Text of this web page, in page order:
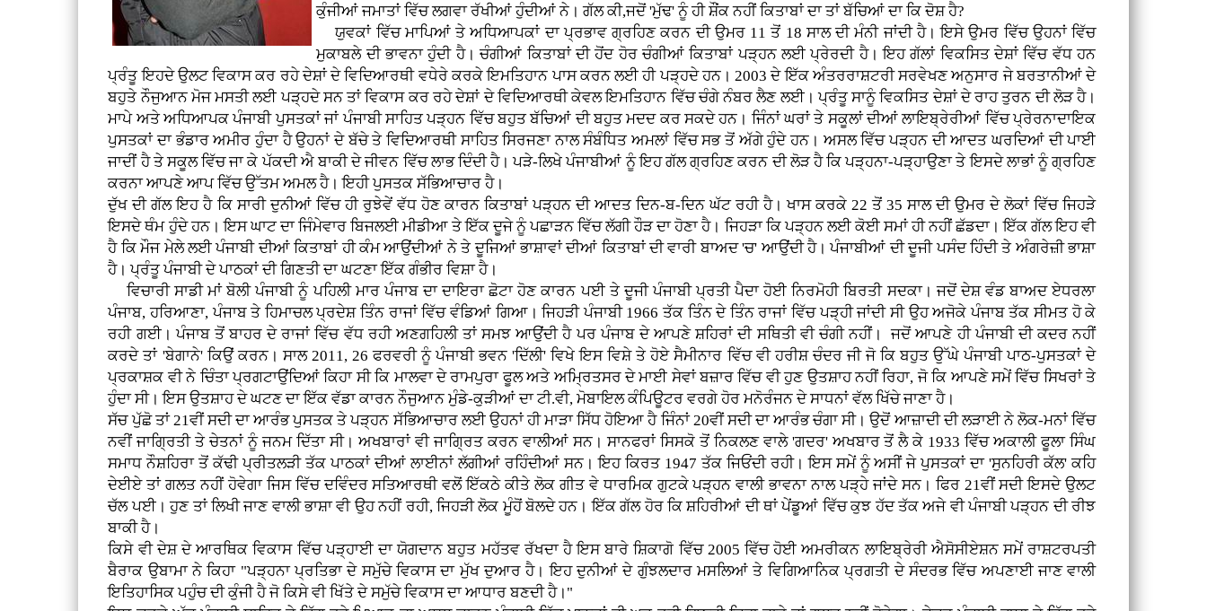
ਕੁੰਜੀਆਂ ਜਮਾਤਾਂ ਵਿੱਚ ਲਗਵਾ ਰੱਖੀਆਂ ਹੁੰਦੀਆਂ ਨੇ। ਗੱਲ ਕੀ,ਜਦੋਂ 'ਮੁੱਢ' ਨੂੰ ਹੀ ਸ਼ੌਂਕ ਨਹੀਂ ਕਿਤਾਬਾਂ ਦਾ ਤਾਂ ਬੱਚਿਆਂ ਦਾ ਕਿ ਦੋਸ਼ ਹੈ?
ਯੁਵਕਾਂ ਵਿੱਚ ਮਾਪਿਆਂ ਤੇ ਅਧਿਆਪਕਾਂ ਦਾ ਪ੍ਰਭਾਵ ਗ੍ਰਹਿਣ ਕਰਨ ਦੀ ਉਮਰ 11 ਤੋਂ 18 ਸਾਲ ਦੀ ਮੰਨੀ ਜਾਂਦੀ ਹੈ। ਇਸੇ ਉਮਰ ਵਿੱਚ ਉਹਨਾਂ ਵਿੱਚ
ਮੁਕਾਬਲੇ ਦੀ ਭਾਵਨਾ ਹੁੰਦੀ ਹੈ। ਚੰਗੀਆਂ ਕਿਤਾਬਾਂ ਦੀ ਹੋਂਦ ਹੋਰ ਚੰਗੀਆਂ ਕਿਤਾਬਾਂ ਪੜ੍ਹਨ ਲਈ ਪ੍ਰੇਰਦੀ ਹੈ। ਇਹ ਗੱਲਾਂ ਵਿਕਸਿਤ ਦੇਸ਼ਾਂ ਵਿੱਚ ਵੱਧ ਹਨ
ਪ੍ਰੰਤੂ ਇਹਦੇ ਉਲਟ ਵਿਕਾਸ ਕਰ ਰਹੇ ਦੇਸ਼ਾਂ ਦੇ ਵਿਦਿਆਰਥੀ ਵਧੇਰੇ ਕਰਕੇ ਇਮਤਿਹਾਨ ਪਾਸ ਕਰਨ ਲਈ ਹੀ ਪੜ੍ਹਦੇ ਹਨ। 2003 ਦੇ ਇੱਕ ਅੰਤਰਰਾਸ਼ਟਰੀ ਸਰਵੇਖਣ ਅਨੁਸਾਰ ਜੇ ਬਰਤਾਨੀਆਂ ਦੇ
ਬਹੁਤੇ ਨੌਜੁਆਨ ਮੋਜ ਮਸਤੀ ਲਈ ਪੜ੍ਹਦੇ ਸਨ ਤਾਂ ਵਿਕਾਸ ਕਰ ਰਹੇ ਦੇਸ਼ਾਂ ਦੇ ਵਿਦਿਆਰਥੀ ਕੇਵਲ ਇਮਤਿਹਾਨ ਵਿੱਚ ਚੰਗੇ ਨੰਬਰ ਲੈਣ ਲਈ। ਪ੍ਰੰਤੂ ਸਾਨੂੰ ਵਿਕਸਿਤ ਦੇਸ਼ਾਂ ਦੇ ਰਾਹ ਤੁਰਨ ਦੀ ਲੋੜ ਹੈ।
ਮਾਪੇ ਅਤੇ ਅਧਿਆਪਕ ਪੰਜਾਬੀ ਪੁਸਤਕਾਂ ਜਾਂ ਪੰਜਾਬੀ ਸਾਹਿਤ ਪੜ੍ਹਨ ਵਿੱਚ ਬਹੁਤ ਬੱਚਿਆਂ ਦੀ ਬਹੁਤ ਮਦਦ ਕਰ ਸਕਦੇ ਹਨ। ਜਿੰਨਾਂ ਘਰਾਂ ਤੇ ਸਕੂਲਾਂ ਦੀਆਂ ਲਾਇਬ੍ਰੇਰੀਆਂ ਵਿੱਚ ਪ੍ਰੇਰਨਾਦਾਇਕ
ਪੁਸਤਕਾਂ ਦਾ ਭੰਡਾਰ ਅਮੀਰ ਹੁੰਦਾ ਹੈ ਉਹਨਾਂ ਦੇ ਬੱਚੇ ਤੇ ਵਿਦਿਆਰਥੀ ਸਾਹਿਤ ਸਿਰਜਣਾ ਨਾਲ ਸੰਬੰਧਿਤ ਅਮਲਾਂ ਵਿੱਚ ਸਭ ਤੋਂ ਅੱਗੇ ਹੁੰਦੇ ਹਨ। ਅਸਲ ਵਿੱਚ ਪੜ੍ਹਨ ਦੀ ਆਦਤ ਘਰਦਿਆਂ ਦੀ ਪਾਈ
ਜਾਦੀਂ ਹੈ ਤੇ ਸਕੂਲ ਵਿੱਚ ਜਾ ਕੇ ਪੱਕਦੀ ਐ ਬਾਕੀ ਦੇ ਜੀਵਨ ਵਿੱਚ ਲਾਭ ਦਿੰਦੀ ਹੈ। ਪੜੇ-ਲਿਖੇ ਪੰਜਾਬੀਆਂ ਨੂੰ ਇਹ ਗੱਲ ਗ੍ਰਹਿਣ ਕਰਨ ਦੀ ਲੋੜ ਹੈ ਕਿ ਪੜ੍ਹਨਾ-ਪੜ੍ਹਾਉਣਾ ਤੇ ਇਸਦੇ ਲਾਭਾਂ ਨੂੰ ਗ੍ਰਹਿਣ
ਕਰਨਾ ਆਪਣੇ ਆਪ ਵਿੱਚ ਉੱਤਮ ਅਮਲ ਹੈ। ਇਹੀ ਪੁਸਤਕ ਸੱਭਿਆਚਾਰ ਹੈ।
ਦੁੱਖ ਦੀ ਗੱਲ ਇਹ ਹੈ ਕਿ ਸਾਰੀ ਦੁਨੀਆਂ ਵਿੱਚ ਹੀ ਰੁਝੇਵੇਂ ਵੱਧ ਹੋਣ ਕਾਰਨ ਕਿਤਾਬਾਂ ਪੜ੍ਹਨ ਦੀ ਆਦਤ ਦਿਨ-ਬ-ਦਿਨ ਘੱਟ ਰਹੀ ਹੈ। ਖਾਸ ਕਰਕੇ 22 ਤੋਂ 35 ਸਾਲ ਦੀ ਉਮਰ ਦੇ ਲੋਕਾਂ ਵਿੱਚ ਜਿਹੜੇ
ਇਸਦੇ ਥੰਮ ਹੁੰਦੇ ਹਨ। ਇਸ ਘਾਟ ਦਾ ਜਿੰਮੇਵਾਰ ਬਿਜਲਈ ਮੀਡੀਆ ਤੇ ਇੱਕ ਦੂਜੇ ਨੂੰ ਪਛਾੜਨ ਵਿੱਚ ਲੱਗੀ ਹੌੜ ਦਾ ਹੋਣਾ ਹੈ। ਜਿਹੜਾ ਕਿ ਪੜ੍ਹਨ ਲਈ ਕੋਈ ਸਮਾਂ ਹੀ ਨਹੀਂ ਛੱਡਦਾ। ਇੱਕ ਗੱਲ ਇਹ ਵੀ
ਹੈ ਕਿ ਮੌਜ ਮੇਲੇ ਲਈ ਪੰਜਾਬੀ ਦੀਆਂ ਕਿਤਾਬਾਂ ਹੀ ਕੰਮ ਆਉਂਦੀਆਂ ਨੇ ਤੇ ਦੂਜਿਆਂ ਭਾਸ਼ਾਵਾਂ ਦੀਆਂ ਕਿਤਾਬਾਂ ਦੀ ਵਾਰੀ ਬਾਅਦ 'ਚ' ਆਉਂਦੀ ਹੈ। ਪੰਜਾਬੀਆਂ ਦੀ ਦੂਜੀ ਪਸੰਦ ਹਿੰਦੀ ਤੇ ਅੰਗਰੇਜ਼ੀ ਭਾਸ਼ਾ
ਹੈ। ਪ੍ਰੰਤੂ ਪੰਜਾਬੀ ਦੇ ਪਾਠਕਾਂ ਦੀ ਗਿਣਤੀ ਦਾ ਘਟਣਾ ਇੱਕ ਗੰਭੀਰ ਵਿਸ਼ਾ ਹੈ।
ਵਿਚਾਰੀ ਸਾਡੀ ਮਾਂ ਬੋਲੀ ਪੰਜਾਬੀ ਨੂੰ ਪਹਿਲੀ ਮਾਰ ਪੰਜਾਬ ਦਾ ਦਾਇਰਾ ਛੋਟਾ ਹੋਣ ਕਾਰਨ ਪਈ ਤੇ ਦੂਜੀ ਪੰਜਾਬੀ ਪ੍ਰਤੀ ਪੈਦਾ ਹੋਈ ਨਿਰਮੋਹੀ ਬਿਰਤੀ ਸਦਕਾ। ਜਦੋਂ ਦੇਸ਼ ਵੰਡ ਬਾਅਦ ਏਧਰਲਾ
ਪੰਜਾਬ, ਹਰਿਆਣਾ, ਪੰਜਾਬ ਤੇ ਹਿਮਾਚਲ ਪ੍ਰਦੇਸ਼ ਤਿੰਨ ਰਾਜਾਂ ਵਿੱਚ ਵੰਡਿਆਂ ਗਿਆ। ਜਿਹੜੀ ਪੰਜਾਬੀ 1966 ਤੱਕ ਤਿੰਨ ਦੇ ਤਿੰਨ ਰਾਜਾਂ ਵਿੱਚ ਪੜ੍ਹੀ ਜਾਂਦੀ ਸੀ ਉਹ ਅਜੋਕੇ ਪੰਜਾਬ ਤੱਕ ਸੀਮਤ ਹੋ ਕੇ
ਰਹੀ ਗਈ। ਪੰਜਾਬ ਤੋਂ ਬਾਹਰ ਦੇ ਰਾਜਾਂ ਵਿੱਚ ਵੱਧ ਰਹੀ ਅਣਗਹਿਲੀ ਤਾਂ ਸਮਝ ਆਉਂਦੀ ਹੈ ਪਰ ਪੰਜਾਬ ਦੇ ਆਪਣੇ ਸ਼ਹਿਰਾਂ ਦੀ ਸਥਿਤੀ ਵੀ ਚੰਗੀ ਨਹੀਂ। ਜਦੋਂ ਆਪਣੇ ਹੀ ਪੰਜਾਬੀ ਦੀ ਕਦਰ ਨਹੀਂ
ਕਰਦੇ ਤਾਂ 'ਬੇਗਾਨੇ' ਕਿਉਂ ਕਰਨ। ਸਾਲ 2011, 26 ਫਰਵਰੀ ਨੂੰ ਪੰਜਾਬੀ ਭਵਨ 'ਦਿੱਲੀ' ਵਿਖੇ ਇਸ ਵਿਸ਼ੇ ਤੇ ਹੋਏ ਸੈਮੀਨਾਰ ਵਿੱਚ ਵੀ ਹਰੀਸ਼ ਚੰਦਰ ਜੀ ਜੋ ਕਿ ਬਹੁਤ ਉੱਘੇ ਪੰਜਾਬੀ ਪਾਠ-ਪੁਸਤਕਾਂ ਦੇ
ਪ੍ਰਕਾਸ਼ਕ ਵੀ ਨੇ ਚਿੰਤਾ ਪ੍ਰਗਟਾਉਂਦਿਆਂ ਕਿਹਾ ਸੀ ਕਿ ਮਾਲਵਾ ਦੇ ਰਾਮਪੁਰਾ ਫੂਲ ਅਤੇ ਅਮ੍ਰਿਤਸਰ ਦੇ ਮਾਈ ਸੇਵਾਂ ਬਜ਼ਾਰ ਵਿੱਚ ਵੀ ਹੁਣ ਉਤਸ਼ਾਹ ਨਹੀਂ ਰਿਹਾ, ਜੋ ਕਿ ਆਪਣੇ ਸਮੇਂ ਵਿੱਚ ਸਿਖਰਾਂ ਤੇ
ਹੁੰਦਾ ਸੀ। ਇਸ ਉਤਸ਼ਾਹ ਦੇ ਘਟਣ ਦਾ ਇੱਕ ਵੱਡਾ ਕਾਰਨ ਨੌਜੁਆਨ ਮੁੰਡੇ-ਕੁੜੀਆਂ ਦਾ ਟੀ.ਵੀ, ਮੋਬਾਇਲ ਕੰਪਿਊਟਰ ਵਰਗੇ ਹੋਰ ਮਨੋਰੰਜਨ ਦੇ ਸਾਧਨਾਂ ਵੱਲ ਖਿੱਚੇ ਜਾਣਾ ਹੈ।
ਸੱਚ ਪੁੱਛੋ ਤਾਂ 21ਵੀਂ ਸਦੀ ਦਾ ਆਰੰਭ ਪੁਸਤਕ ਤੇ ਪੜ੍ਹਨ ਸੱਭਿਆਚਾਰ ਲਈ ਉਹਨਾਂ ਹੀ ਮਾੜਾ ਸਿੱਧ ਹੋਇਆ ਹੈ ਜਿੰਨਾਂ 20ਵੀਂ ਸਦੀ ਦਾ ਆਰੰਭ ਚੰਗਾ ਸੀ। ਉਦੋਂ ਆਜ਼ਾਦੀ ਦੀ ਲੜਾਈ ਨੇ ਲੋਕ-ਮਨਾਂ ਵਿੱਚ
ਨਵੀਂ ਜਾਗ੍ਰਿਤੀ ਤੇ ਚੇਤਨਾਂ ਨੂੰ ਜਨਮ ਦਿੱਤਾ ਸੀ। ਅਖਬਾਰਾਂ ਵੀ ਜਾਗ੍ਰਿਤ ਕਰਨ ਵਾਲੀਆਂ ਸਨ। ਸਾਨਫਰਾਂ ਸਿਸਕੋ ਤੋਂ ਨਿਕਲਣ ਵਾਲੇ 'ਗਦਰ' ਅਖਬਾਰ ਤੋਂ ਲੈ ਕੇ 1933 ਵਿੱਚ ਅਕਾਲੀ ਫੂਲਾ ਸਿੰਘ
ਸਮਾਧ ਨੌਸ਼ਹਿਰਾ ਤੋਂ ਕੱਢੀ ਪ੍ਰੀਤਲੜੀ ਤੱਕ ਪਾਠਕਾਂ ਦੀਆਂ ਲਾਈਨਾਂ ਲੱਗੀਆਂ ਰਹਿੰਦੀਆਂ ਸਨ। ਇਹ ਕਿਰਤ 1947 ਤੱਕ ਜਿਓਂਦੀ ਰਹੀ। ਇਸ ਸਮੇਂ ਨੂੰ ਅਸੀਂ ਜੇ ਪੁਸਤਕਾਂ ਦਾ 'ਸੁਨਹਿਰੀ ਕੱਲ' ਕਹਿ
ਦੇਈਏ ਤਾਂ ਗਲਤ ਨਹੀਂ ਹੋਵੇਗਾ ਜਿਸ ਵਿੱਚ ਦਵਿੰਦਰ ਸਤਿਆਰਥੀ ਵਲੋਂ ਇੱਕਠੇ ਕੀਤੇ ਲੋਕ ਗੀਤ ਵੇ ਧਾਰਮਿਕ ਗੁਟਕੇ ਪੜ੍ਹਨ ਵਾਲੀ ਭਾਵਨਾ ਨਾਲ ਪੜ੍ਹੇ ਜਾਂਦੇ ਸਨ। ਫਿਰ 21ਵੀਂ ਸਦੀ ਇਸਦੇ ਉਲਟ
ਚੱਲ ਪਈ। ਹੁਣ ਤਾਂ ਲਿਖੀ ਜਾਣ ਵਾਲੀ ਭਾਸ਼ਾ ਵੀ ਉਹ ਨਹੀਂ ਰਹੀ, ਜਿਹੜੀ ਲੋਕ ਮੂੰਹੋਂ ਬੋਲਦੇ ਹਨ। ਇੱਕ ਗੱਲ ਹੋਰ ਕਿ ਸ਼ਹਿਰੀਆਂ ਦੀ ਥਾਂ ਪੇਂਡੂਆਂ ਵਿੱਚ ਕੁਝ ਹੱਦ ਤੱਕ ਅਜੇ ਵੀ ਪੰਜਾਬੀ ਪੜ੍ਹਨ ਦੀ ਰੀਝ
ਬਾਕੀ ਹੈ।
ਕਿਸੇ ਵੀ ਦੇਸ਼ ਦੇ ਆਰਥਿਕ ਵਿਕਾਸ ਵਿੱਚ ਪੜ੍ਹਾਈ ਦਾ ਯੋਗਦਾਨ ਬਹੁਤ ਮਹੱਤਵ ਰੱਖਦਾ ਹੈ ਇਸ ਬਾਰੇ ਸ਼ਿਕਾਗੋ ਵਿੱਚ 2005 ਵਿੱਚ ਹੋਈ ਅਮਰੀਕਨ ਲਾਇਬ੍ਰੇਰੀ ਐਸੋਸੀਏਸ਼ਨ ਸਮੇਂ ਰਾਸ਼ਟਰਪਤੀ
ਬੈਰਾਕ ਉਬਾਮਾ ਨੇ ਕਿਹਾ "ਪੜ੍ਹਨਾ ਪ੍ਰਤਿਭਾ ਦੇ ਸਮੁੱਚੇ ਵਿਕਾਸ ਦਾ ਮੁੱਖ ਦੁਆਰ ਹੈ। ਇਹ ਦੁਨੀਆਂ ਦੇ ਗੁੰਝਲਦਾਰ ਮਸਲਿਆਂ ਤੇ ਵਿਗਿਆਨਿਕ ਪ੍ਰਗਤੀ ਦੇ ਸੰਦਰਭ ਵਿੱਚ ਅਪਣਾਈ ਜਾਣ ਵਾਲੀ
ਇਤਿਹਾਸਿਕ ਪਹੁੰਚ ਦੀ ਕੁੰਜੀ ਹੈ ਜੋ ਕਿਸੇ ਵੀ ਖਿੱਤੇ ਦੇ ਸਮੁੱਚੇ ਵਿਕਾਸ ਦਾ ਆਧਾਰ ਬਣਦੀ ਹੈ।"